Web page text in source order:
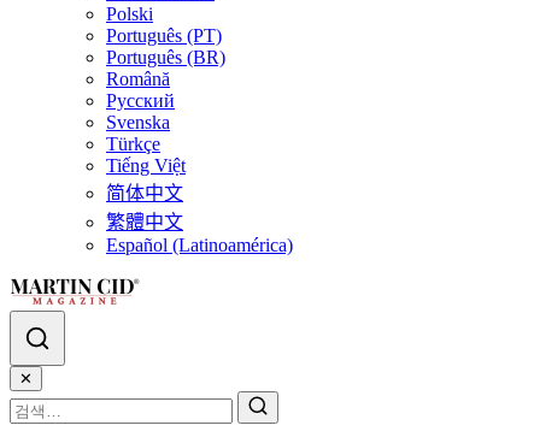
Polski
Português (PT)
Português (BR)
Română
Русский
Svenska
Türkçe
Tiếng Việt
简体中文
繁體中文
Español (Latinoamérica)
✕